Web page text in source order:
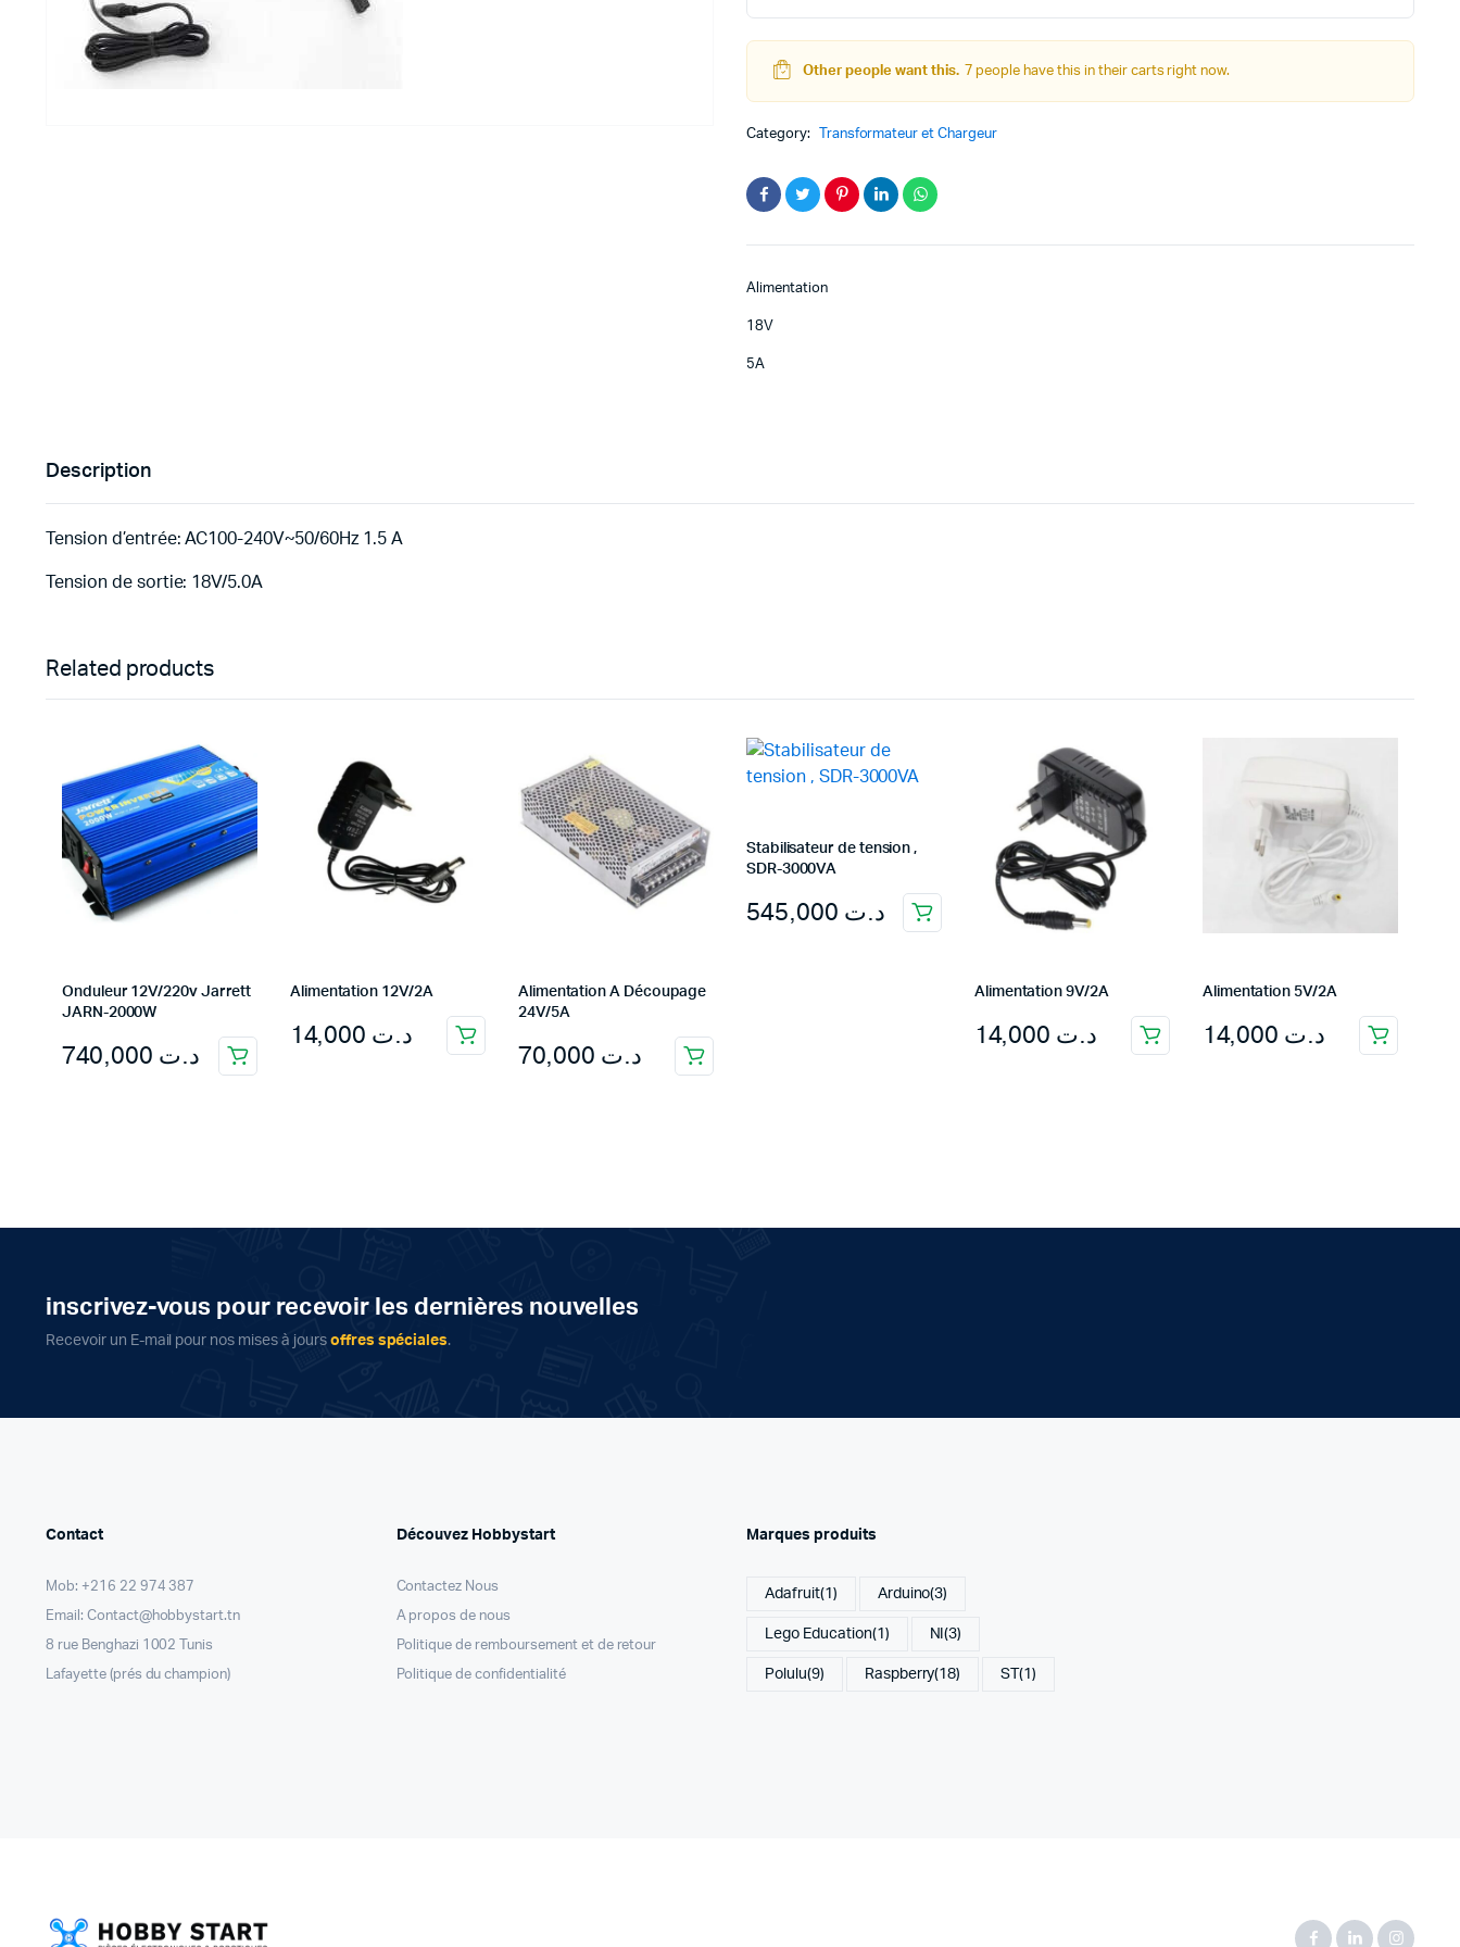
Lego Education
Pack Arduino – raspberry pi
Other people want this. 7 people have this in their carts right now.
Category: Transformateur et Chargeur
Alimentation
18V
5A
Description
Tension d’entrée: AC100-240V~50/60Hz 1.5 A
Tension de sortie: 18V/5.0A
Related products
Onduleur 12V/220v Jarrett
JARN-2000W
د.ت
Alimentation 12V/2A
د.ت
Alimentation A Découpage
24V/5A
د.ت
Stabilisateur de tension ,
SDR-3000VA
د.ت
Alimentation 9V/2A
د.ت
Alimentation 5V/2A
د.ت
inscrivez-vous pour recevoir les dernières nouvelles
Recevoir un E-mail pour nos mises à jours offres spéciales.
Contact
Mob: +216 22 974 387
Email: Contact@hobbystart.tn
8 rue Benghazi 1002 Tunis
Lafayette (prés du champion)
Découvez Hobbystart
Contactez Nous
A propos de nous
Politique de remboursement et de retour
Politique de confidentialité
Marques produits
Adafruit(1) Arduino(3)
Lego Education(1) NI(3)
Polulu(9) Raspberry(18) ST(1)